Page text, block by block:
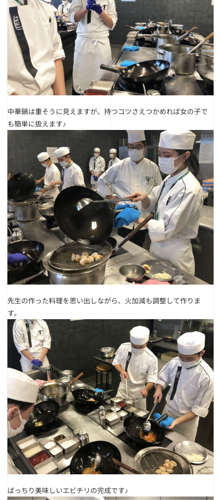
中華鍋は重そうに見えますが、持つコツさえつかめれば女の子で
も簡単に扱えます♪
先生の作った料理を思い出しながら、火加減も調整して作りま
す。
ばっちり美味しいエビチリの完成です♪